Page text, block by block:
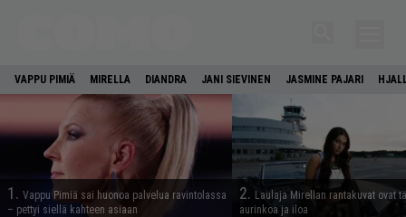
VAPPU PIMIÄ MIRELLA DIANDRA JANI SIEVINEN JASMINE PAJARI
1. Vappu Pimiä sai huonoa palvelua ravintolassa
– pettyi siellä kahteen asiaan
2. Laulaja Mirellan rantakuvat ovat
aurinkoa ja iloa